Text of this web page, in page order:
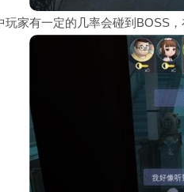
玩家有一定的几率会碰到BOSS